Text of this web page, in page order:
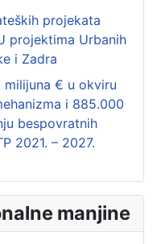
projekata
projektima Urbanih
i Zadra
€ u okviru
i 885.000
bespovratnih
2021. – 2027.
manjine